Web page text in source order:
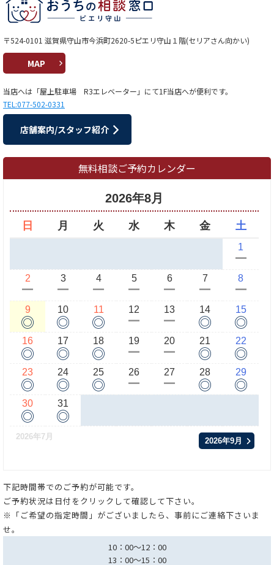
〒524-0101 滋賀県守山市今浜町2620-5ピエリ守山１階(セリアさん向かい)
MAP
当店へは「屋上駐車場 R3エレベーター」にて1F当店へが便利です。
TEL:077-502-0331
店舗案内/スタッフ紹介
無料相談ご予約カレンダー
2026年8月
日 月 火 水 木 金 土
1
ー
2
ー
3
ー
4
ー
5
ー
6
ー
7
ー
8
ー
9
◎
10
◎
11
◎
12
ー
13
ー
14
◎
15
◎
16
◎
17
◎
18
◎
19
ー
20
ー
21
◎
22
◎
23
◎
24
◎
25
◎
26
ー
27
ー
28
◎
29
◎
30
◎
31
◎
2026年7月 2026年9月
下記時間帯でのご予約が可能です。
ご予約状況は日付をクリックして確認して下さい。
※「ご希望の指定時間」がございましたら、事前にご連絡下さいま
せ。
10：00～12：00
13：00～15：00